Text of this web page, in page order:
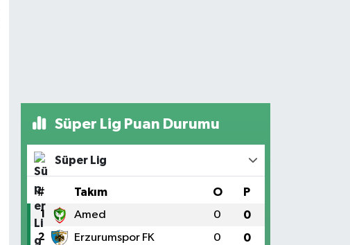
Süper Lig Puan Durumu
Süper Lig
# Takım O P
1 Amed 0 0
2 Erzurumspor FK 0 0